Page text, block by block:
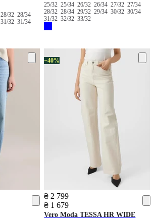
28/32 28/34
31/32 31/34
25/3225/3426/3226/3427/3227/34
28/3228/3429/3229/3430/3230/34
31/3232/3233/32
−40%
₴ 2 799
₴ 1 679
Vero Moda TESSA HR WIDE